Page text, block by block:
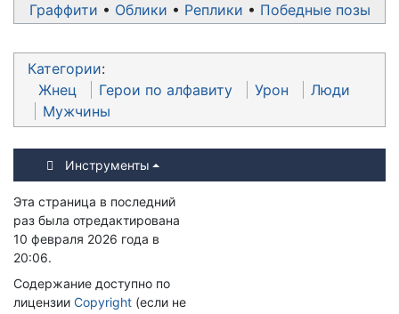
Граффити
Облики Реплики Победные позы
Категории:
Жнец
Герои по алфавиту Урон
Люди
Мужчины
Инструменты
Эта страница в последний
раз была отредактирована
10 февраля 2026 года в
20:06.
Содержание доступно по
лицензии Copyright (если не